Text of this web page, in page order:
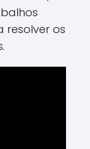
resolver os